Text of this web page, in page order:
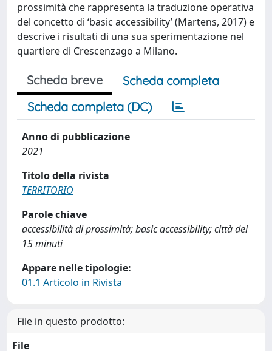
prossimità che rappresenta la traduzione operativa
del concetto di ‘basic accessibility’ (Martens, 2017) e
descrive i risultati di una sua sperimentazione nel
quartiere di Crescenzago a Milano.
Scheda breve
Scheda completa
Scheda completa (DC)
Anno di pubblicazione
2021
Titolo della rivista
TERRITORIO
Parole chiave
accessibilità di prossimità; basic accessibility; città dei
15 minuti
Appare nelle tipologie:
01.1 Articolo in Rivista
File in questo prodotto:
File